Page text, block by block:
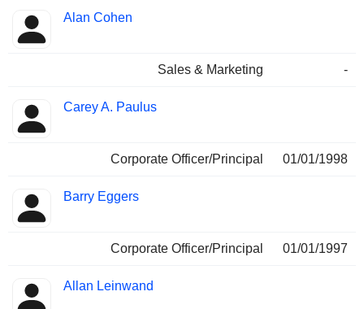
Alan Cohen
Sales & Marketing -
Carey A. Paulus
Corporate Officer/Principal 01/01/1998
Barry Eggers
Corporate Officer/Principal 01/01/1997
Allan Leinwand